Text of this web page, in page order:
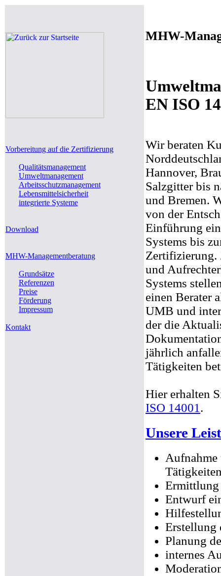
Vorbereitung auf die Zertifizierung
Qualitätsmanagement
Umweltmanagement
Arbeitsschutzmanagement
Lebensmittelsicherheit
integrierte Systeme
Download
MHW-Managementberatung
Grundsätze
Referenzen
Preise
Förderung
Impressum
Kontakt
MHW-
EN ISO
Wir beraten
Hannover,
Salzgitter bis
und Bremen.
von der
Einführung
Systems bis
Zertifizierung.
und
Systems
einen Berater
UMB und
der die
jährlich
Tätigkeiten
Hier erhalten
ISO 14001 .
Unsere
Ermittlung
Entwurf
Erstellung
Planung
internes